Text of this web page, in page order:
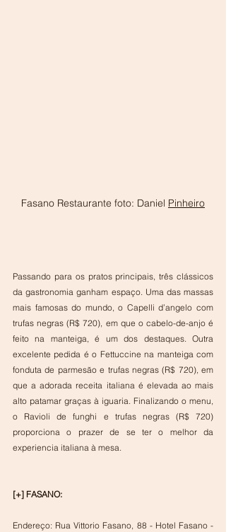
Fasano Restaurante foto: Daniel Pinheiro
Passando para os pratos principais, três clássicos
da gastronomia ganham espaço. Uma das massas
mais famosas do mundo, o Capelli d’angelo com
trufas negras (R$ 720), em que o cabelo-de-anjo é
feito na manteiga, é um dos destaques. Outra
excelente pedida é o Fettuccine na manteiga com
fonduta de parmesão e trufas negras (R$ 720), em
que a adorada receita italiana é elevada ao mais
alto patamar graças à iguaria. Finalizando o menu,
o Ravioli de funghi e trufas negras (R$ 720)
proporciona o prazer de se ter o melhor da
experiencia italiana à mesa.
[+] FASANO:
Endereço: Rua Vittorio Fasano, 88 - Hotel Fasano -